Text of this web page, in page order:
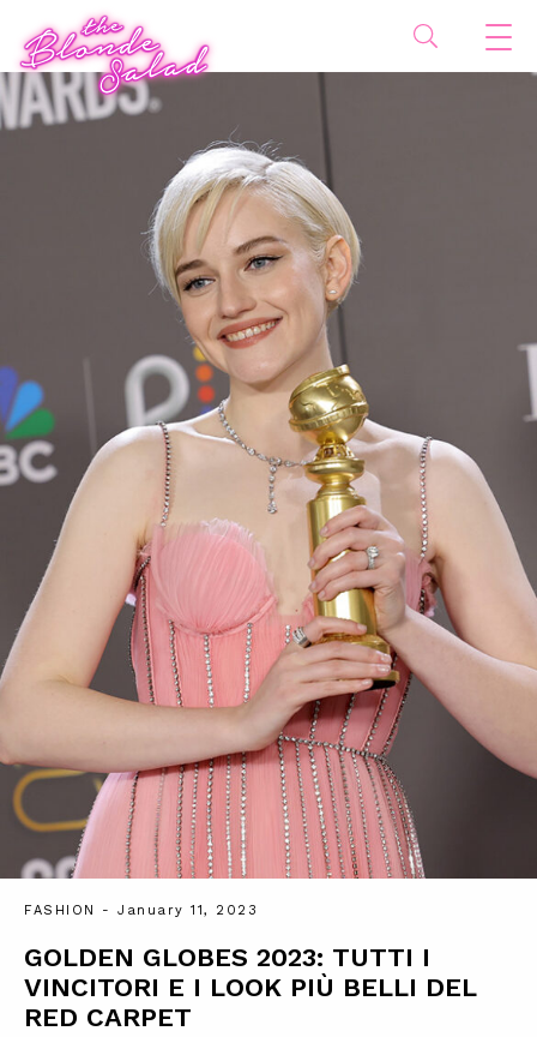
FASHION - January 11, 2023
GOLDEN GLOBES 2023: TUTTI I
VINCITORI E I LOOK PIÙ BELLI DEL
RED CARPET